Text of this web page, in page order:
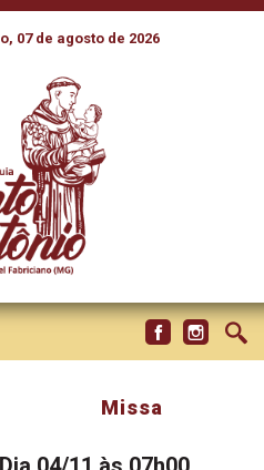
07 de agosto de 2026
Missa